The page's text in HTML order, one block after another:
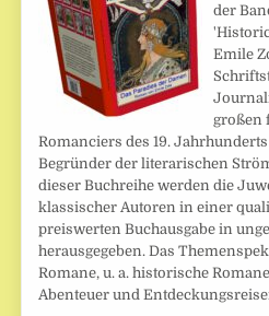
der
Emile
großen
Romanciers des 19.
Begründer der literarischen
dieser Buchreihe werden die
klassischer Autoren in einer
preiswerten Buchausgabe in
herausgegeben. Das
Romane, u. a. historische
Abenteuer und